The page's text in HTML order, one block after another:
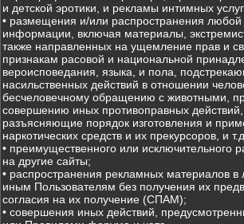
и детской эротики, и рекламы интимных
• размещения и/или распространения
информации, включая материалы,
также направленных на ущемление прав и
признакам расовой и национальной
вероисповедания, языка, и пола,
насильственных действий в отношении
бесчеловечному обращению с животными,
совершению иных противоправных
разъясняющие порядок изготовления и
наркотических средств и их прекурсоров, и
• преимущественного или исключительного
на другие сайты;
• распространения рекламных материалов
иным Пользователям без получения их
согласия на их получение (СПАМ);
• совершения иных действий,